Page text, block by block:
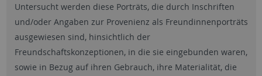
Untersucht werden diese Porträts, die durch Inschriften
und/oder Angaben zur Provenienz als Freundinnenporträts
ausgewiesen sind, hinsichtlich der
Freundschaftskonzeptionen, in die sie eingebunden waren,
sowie in Bezug auf ihren Gebrauch, ihre Materialität, die